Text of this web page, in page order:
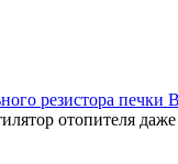
резистора печки
отопителя даже